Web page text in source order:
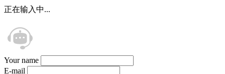
正在输入中...
Your name
E-mail